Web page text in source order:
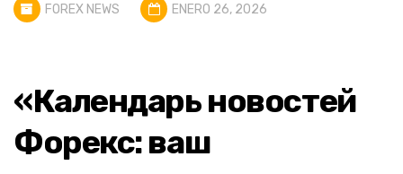
FOREX NEWS ENERO 26, 2026
«Календарь новостей
Форекс: ваш